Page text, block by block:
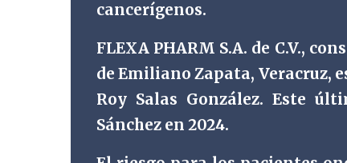
cancerígenos.
FLEXA PHARM S.A. de C.V.,
de Emiliano Zapata, Veracruz,
Roy Salas González. Este
Sánchez en 2024.